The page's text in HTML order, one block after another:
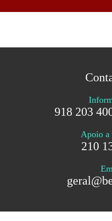
918 203
Apoio a
210